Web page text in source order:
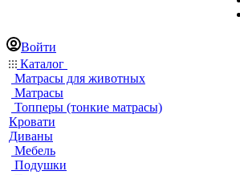
Войти
Каталог
Матрасы для животных
Матрасы
Топперы (тонкие матрасы)
Кровати
Диваны
Мебель
Подушки